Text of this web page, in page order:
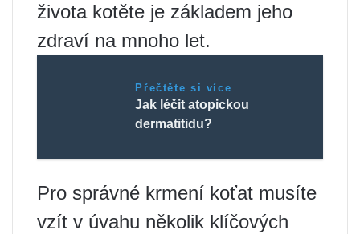
života kotěte je základem jeho
zdraví na mnoho let.
Přečtěte si více
Jak léčit atopickou
dermatitidu?
Pro správné krmení koťat musíte
vzít v úvahu několik klíčových